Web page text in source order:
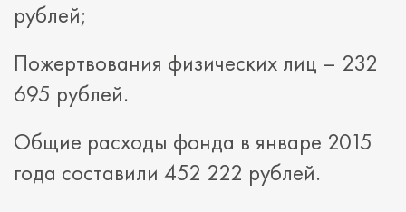
рублей;
Пожертвования физических лиц – 232
695 рублей.
Общие расходы фонда в январе 2015
года составили 452 222 рублей.